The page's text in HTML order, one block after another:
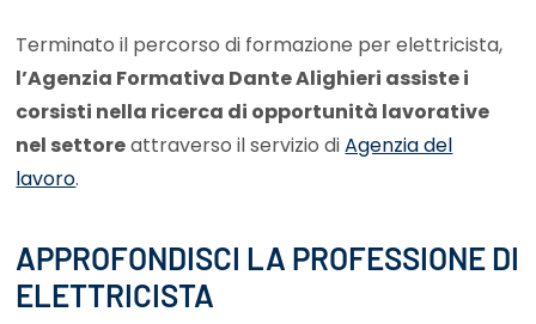
Terminato il percorso di formazione per elettricista,
l’Agenzia Formativa Dante Alighieri assiste i
corsisti nella ricerca di opportunità lavorative
nel settoreattraverso il servizio diAgenzia del
lavoro.
APPROFONDISCI LA PROFESSIONE DI
ELETTRICISTA